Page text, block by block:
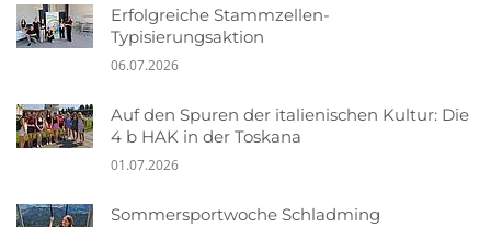
Erfolgreiche Stammzellen-
Typisierungsaktion
06.07.2026
Auf den Spuren der italienischen Kultur: Die
4 b HAK in der Toskana
01.07.2026
Sommersportwoche Schladming